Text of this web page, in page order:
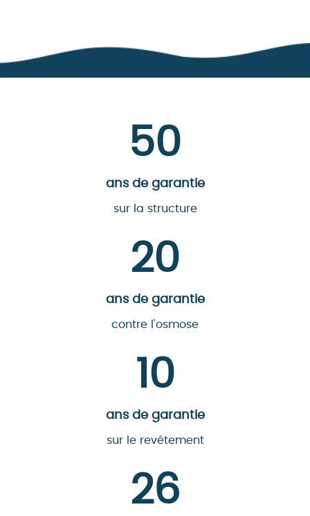
50
ans de garantie
sur la structure
20
ans de garantie
contre l'osmose
10
ans de garantie
sur le revêtement
26